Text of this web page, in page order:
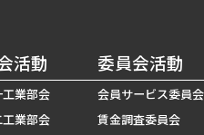
活動
業部会
業部会
委員会活動
会員サービス委員会
賃金調査委員会